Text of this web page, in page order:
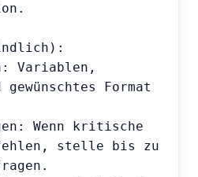
Variablen,
Format
Wenn kritische
stelle bis zu